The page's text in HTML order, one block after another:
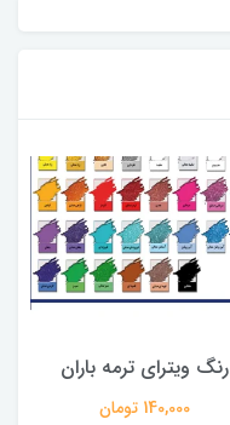
رنگ ویترای ترمه باران
140,000 تومان